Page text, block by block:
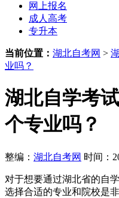
网上报名
成人高考
专升本
当前位置： 湖北自考网 >
业吗？
湖北自学考
个专业吗？
整编： 湖北自考网 时间：
对于想要通过湖北省的自
选择合适的专业和院校是